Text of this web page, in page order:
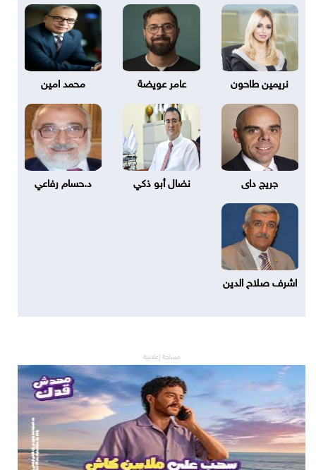
نريمين طاحون عامر عويضة محمد امين
جريج داى نضال أبو ذكي د.حسام رفاعي
اشرف صلاح الدين
مساحة إعلانية